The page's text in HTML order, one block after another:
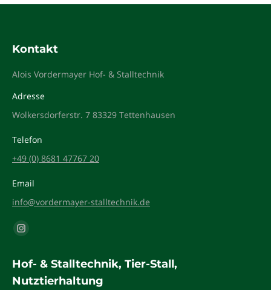
Kontakt
Alois Vordermayer Hof- & Stalltechnik
Adresse
Wolkersdorferstr. 7 83329 Tettenhausen
Telefon
+49 (0) 8681 47767 20
Email
info@vordermayer-stalltechnik.de
Finden Sie uns auf:
Instagram
opens
in
Hof- & Stalltechnik, Tier-Stall,
Nutztierhaltung